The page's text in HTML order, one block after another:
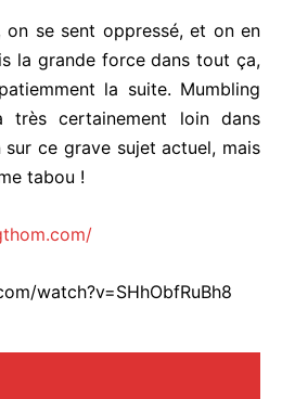
on se sent oppressé, et on en
la grande force dans tout ça,
la suite. Mumbling
très certainement loin dans
ce grave sujet actuel, mais
tabou !
watch?v=SHhObfRuBh8